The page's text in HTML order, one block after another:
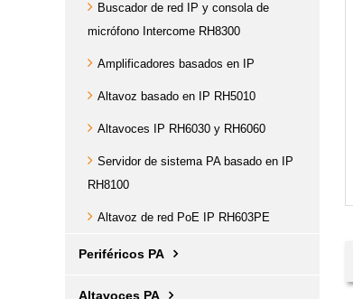
Buscador de red IP y consola de
micrófono Intercome RH8300
Amplificadores basados ​​en IP
Altavoz basado en IP RH5010
Altavoces IP RH6030 y RH6060
Servidor de sistema PA basado en IP
RH8100
Altavoz de red PoE IP RH603PE
Periféricos PA
Altavoces PA